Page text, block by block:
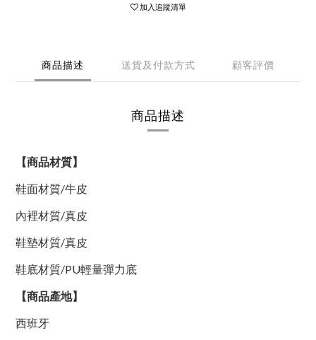
加入追蹤清單
商品描述 送貨及付款方式 顧客評價
商品描述
【商品材質】
鞋面材質/牛皮
內裡材質/真皮
鞋墊材質/真皮
鞋底材質/PU輕量彈力底
【商品產地】
西班牙